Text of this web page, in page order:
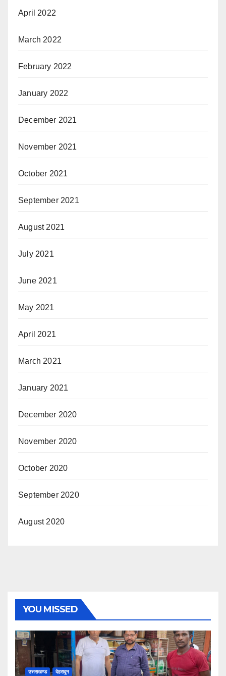
April 2022
March 2022
February 2022
January 2022
December 2021
November 2021
October 2021
September 2021
August 2021
July 2021
June 2021
May 2021
April 2021
March 2021
January 2021
December 2020
November 2020
October 2020
September 2020
August 2020
YOU MISSED
उत्तराखण्ड देहरादून